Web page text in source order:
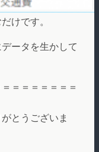
けです。
ータを生かして
＝＝＝＝＝＝＝
とうございま